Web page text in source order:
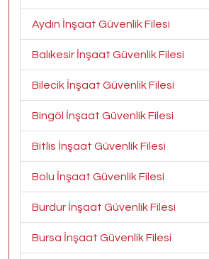
Aydın İnşaat Güvenlik Filesi
Balıkesir İnşaat Güvenlik Filesi
Bilecik İnşaat Güvenlik Filesi
Bingöl İnşaat Güvenlik Filesi
Bitlis İnşaat Güvenlik Filesi
Bolu İnşaat Güvenlik Filesi
Burdur İnşaat Güvenlik Filesi
Bursa İnşaat Güvenlik Filesi